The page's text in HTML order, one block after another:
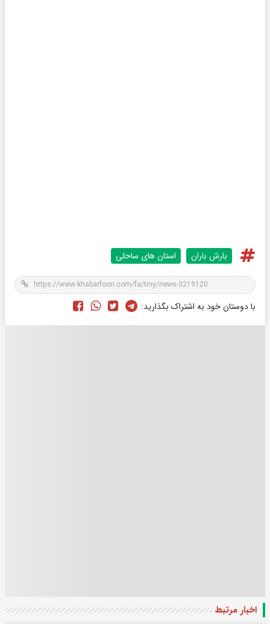
بارش باران استان های ساحلی
با دوستان خود به اشتراک بگذارید:
اخبار مرتبط